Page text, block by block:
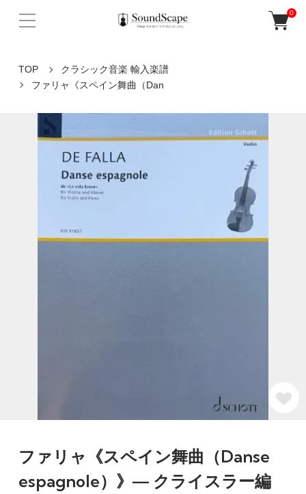
0
TOP
クラシック音楽 輸入楽譜
ファリャ《スペイン舞曲（Dan
ファリャ《スペイン舞曲（Danse
espagnole）》― クライスラー編